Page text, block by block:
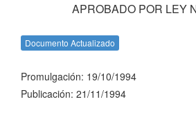
APROBADO POR LEY
Documento Actualizado
Promulgación: 19/10/1994
Publicación: 21/11/1994